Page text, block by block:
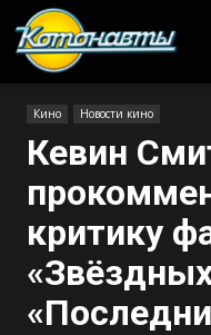
Кино Новости кино
Кевин
критику